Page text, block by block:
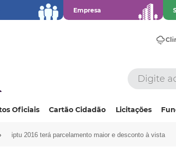
Empresa
Oficiais Cartão Cidadão Licitações
iptu 2016 terá parcelamento maior e desconto à vista